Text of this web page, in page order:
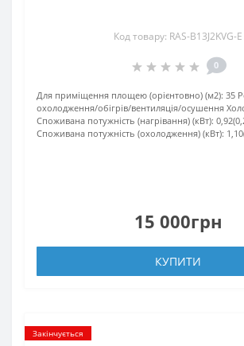
Код товару: RAS-B13J2KVG-E
0
Для приміщення площею (орієнтовно) (м2): 35
охолодження/обігрів/вентиляція/осушення
Споживана потужність (нагрівання) (кВт):
Споживана потужність (охолодження) (кВт):
15 000грн
КУПИТИ
Закінчується